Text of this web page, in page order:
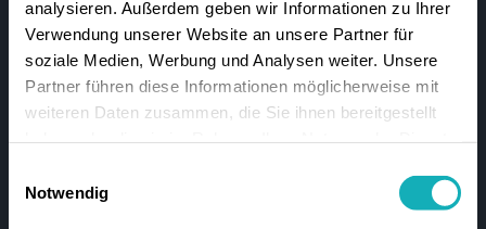
analysieren. Außerdem geben wir Informationen zu Ihrer
Verwendung unserer Website an unsere Partner für
soziale Medien, Werbung und Analysen weiter. Unsere
Partner führen diese Informationen möglicherweise mit
weiteren Daten zusammen, die Sie ihnen bereitgestellt
Notwendig
Teamfähigkeit und soziale
Kompetenz
Der respektvolle Umgang mit
älteren pflegebedürftigen
Menschen ist für Sie
selbstverständlich - genauso
wie der freundliche Umgang